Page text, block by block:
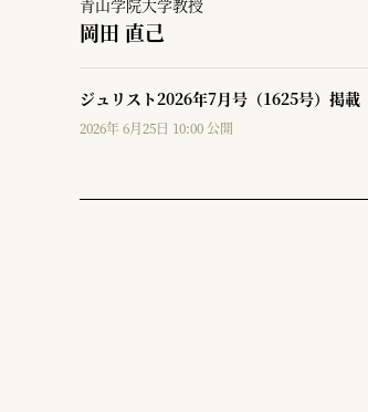
青山学院大学教授
岡田 直己
ジュリスト2026年7月号（1625号）掲載
2026年 6月25日 10:00 公開